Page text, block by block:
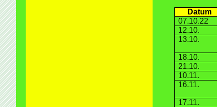
Datum
07.10.22
12.10.
13.10.
18.10.
21.10.
10.11.
16.11.
17.11.